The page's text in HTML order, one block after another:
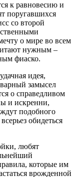
к равновесию и
поругавшихся
со второй
о мире во всем
нужным –
фиаско.
идея,
замысел
о справедливом
и искренни,
подобного
обидеться
любят
которые им
врожденной